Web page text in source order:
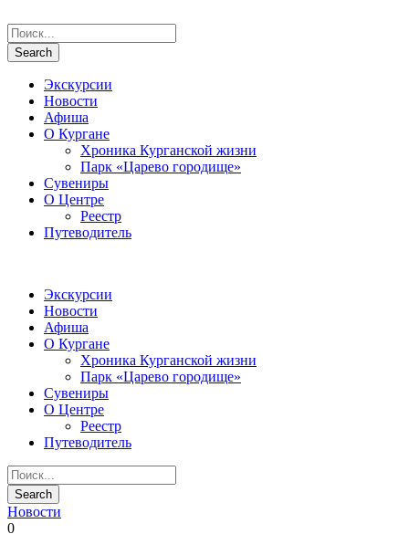
Экскурсии
Новости
Афиша
О Кургане
Хроника Курганской жизни
Парк «Царево городище»
Сувениры
О Центре
Реестр
Путеводитель
Экскурсии
Новости
Афиша
О Кургане
Хроника Курганской жизни
Парк «Царево городище»
Сувениры
О Центре
Реестр
Путеводитель
Новости
0